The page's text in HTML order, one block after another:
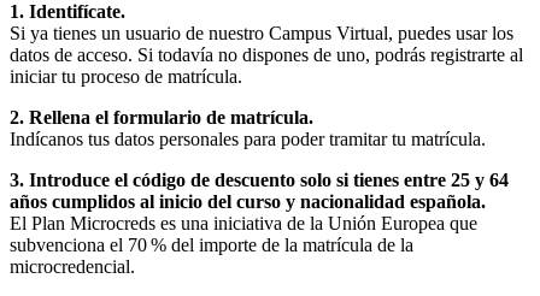
1. Identifícate.
Si ya tienes un usuario de nuestro Campus Virtual, puedes usar los
datos de acceso. Si todavía no dispones de uno, podrás registrarte al
iniciar tu proceso de matrícula.
2. Rellena el formulario de matrícula.
Indícanos tus datos personales para poder tramitar tu matrícula.
3. Introduce el código de descuento solo si tienes entre 25 y 64
años cumplidos al inicio del curso y nacionalidad española.
El Plan Microcreds es una iniciativa de la Unión Europea que
subvenciona el 70 % del importe de la matrícula de la
microcredencial.